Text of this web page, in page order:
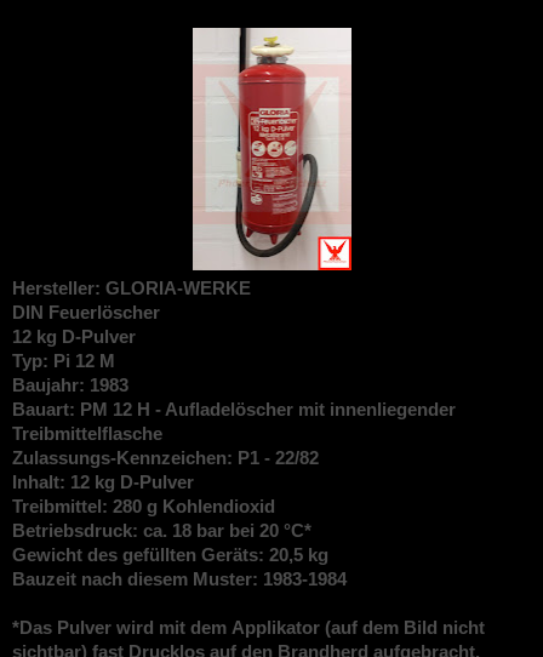
Hersteller: GLORIA-WERKE
DIN Feuerlöscher
12 kg D-Pulver
Typ: Pi 12 M
Baujahr: 1983
Bauart: PM 12 H - Aufladelöscher mit innenliegender
Treibmittelflasche
Zulassungs-Kennzeichen: P1 - 22/82
Inhalt: 12 kg D-Pulver
Treibmittel: 280 g Kohlendioxid
Betriebsdruck: ca. 18 bar bei 20 °C*
Gewicht des gefüllten Geräts: 20,5 kg
Bauzeit nach diesem Muster: 1983-1984
*Das Pulver wird mit dem Applikator (auf dem Bild nicht
sichtbar) fast Drucklos auf den Brandherd aufgebracht.